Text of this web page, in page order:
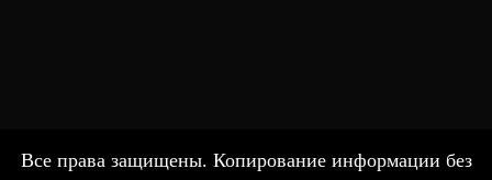
Все права защищены. Копирование информации без